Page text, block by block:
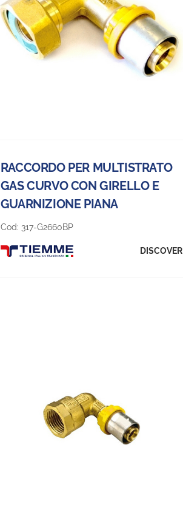
RACCORDO PER MULTISTRATO
GAS CURVO CON GIRELLO E
GUARNIZIONE PIANA
Cod: 317-G2660BP
DISCOVER